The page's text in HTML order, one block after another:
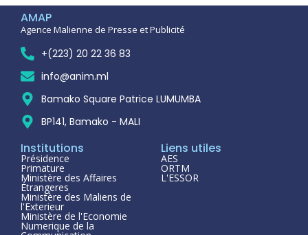
AMAP
Agence Malienne de Presse et Publicité
+(223) 20 22 36 83
info@anim.ml
Bamako Square Patrice LUMUMBA
BP141, Bamako - MALI
Institutions
Présidence
Primature
Ministère des Affaires
Étrangeres
Ministère des Maliens de
l'Exterieur
Ministère de l'Economie
Numerique de la
Liens utiles
AES
ORTM
L'ESSOR